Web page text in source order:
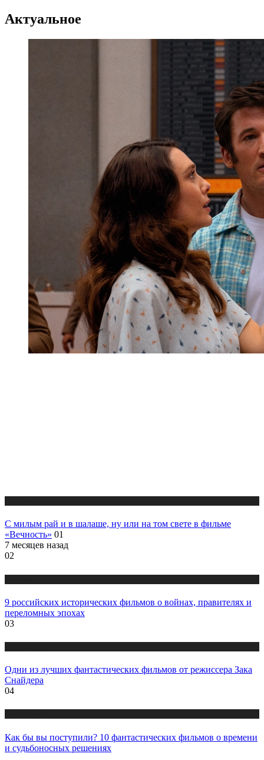
Актуальное
С милым рай и в шалаше, ну или на том свете в фильме
«Вечность» 01
7 месяцев назад
02
9 российских исторических фильмов о войнах, правителях и
переломных эпохах
03
Одни из лучших фантастических фильмов от режиссера Зака
Снайдера
04
Как бы вы поступили? 10 фантастических фильмов о времени
и судьбоносных решениях